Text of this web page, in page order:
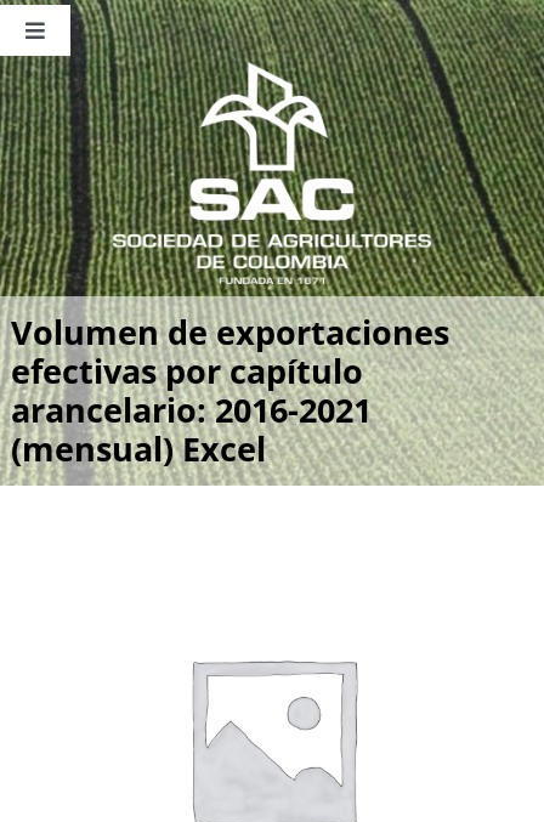
Saltar
contenido
Toggle
Navigation
Nosotros
Publicaciones
Sala de Prensa
Eventos
Volumen de exportaciones
efectivas por capítulo
arancelario: 2016-2021
(mensual) Excel